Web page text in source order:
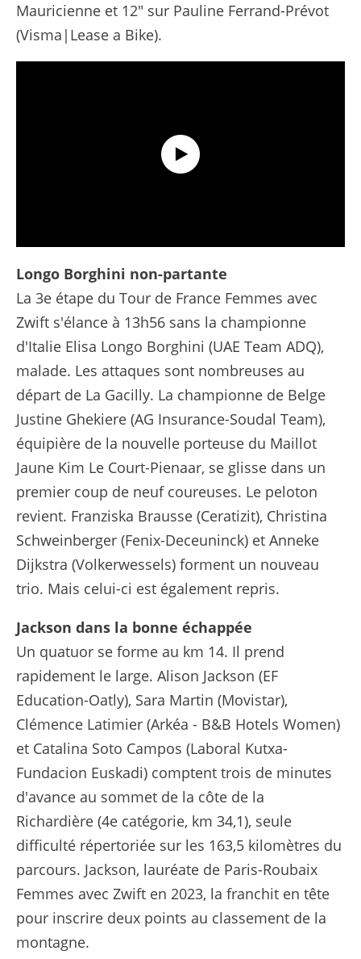
Mauricienne et 12" sur Pauline Ferrand-Prévot
(Visma|Lease a Bike).
Longo Borghini non-partante
La 3e étape du Tour de France Femmes avec
Zwift s'élance à 13h56 sans la championne
d'Italie Elisa Longo Borghini (UAE Team ADQ),
malade. Les attaques sont nombreuses au
départ de La Gacilly. La championne de Belge
Justine Ghekiere (AG Insurance-Soudal Team),
équipière de la nouvelle porteuse du Maillot
Jaune Kim Le Court-Pienaar, se glisse dans un
premier coup de neuf coureuses. Le peloton
revient. Franziska Brausse (Ceratizit), Christina
Schweinberger (Fenix-Deceuninck) et Anneke
Dijkstra (Volkerwessels) forment un nouveau
trio. Mais celui-ci est également repris.
Jackson dans la bonne échappée
Un quatuor se forme au km 14. Il prend
rapidement le large. Alison Jackson (EF
Education-Oatly), Sara Martin (Movistar),
Clémence Latimier (Arkéa - B&B Hotels Women)
et Catalina Soto Campos (Laboral Kutxa-
Fundacion Euskadi) comptent trois de minutes
d'avance au sommet de la côte de la
Richardière (4e catégorie, km 34,1), seule
difficulté répertoriée sur les 163,5 kilomètres du
parcours. Jackson, lauréate de Paris-Roubaix
Femmes avec Zwift en 2023, la franchit en tête
pour inscrire deux points au classement de la
montagne.